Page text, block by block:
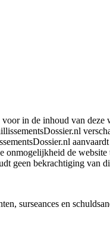
in de inhoud van
onmogelijkheid de
geen bekrachtiging van
surseances en